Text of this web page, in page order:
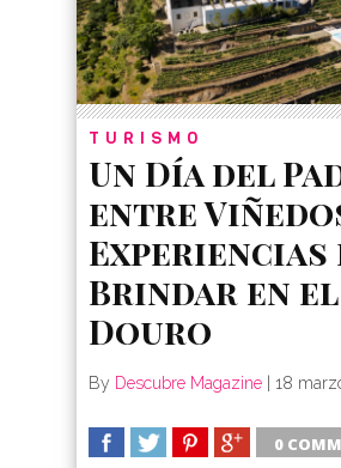
TURISMO
Un Día del
entre
Experiencias
Brindar en el
Douro
By Descubre Magazine 18
0